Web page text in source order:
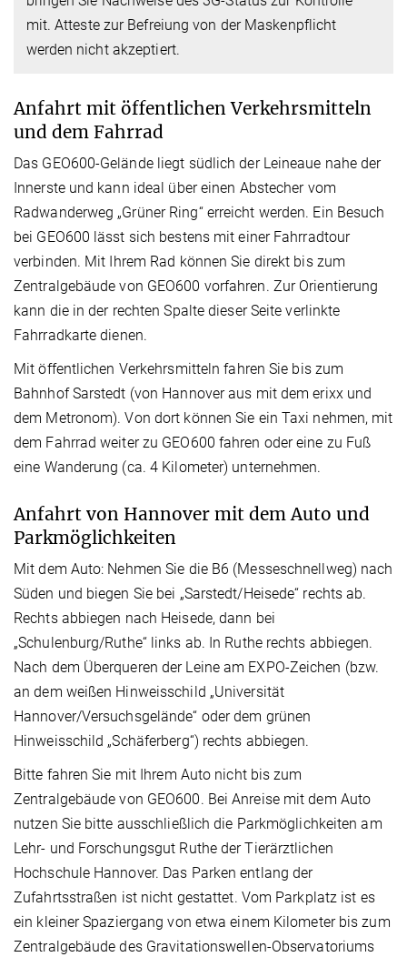
mit. Atteste zur Befreiung von der Maskenpflicht
werden nicht akzeptiert.
Anfahrt mit öffentlichen Verkehrsmitteln
und dem Fahrrad
Das GEO600-Gelände liegt südlich der Leineaue nahe der
Innerste und kann ideal über einen Abstecher vom
Radwanderweg „Grüner Ring“ erreicht werden. Ein Besuch
bei GEO600 lässt sich bestens mit einer Fahrradtour
verbinden. Mit Ihrem Rad können Sie direkt bis zum
Zentralgebäude von GEO600 vorfahren. Zur Orientierung
kann die in der rechten Spalte dieser Seite verlinkte
Fahrradkarte dienen.
Mit öffentlichen Verkehrsmitteln fahren Sie bis zum
Bahnhof Sarstedt (von Hannover aus mit dem erixx und
dem Metronom). Von dort können Sie ein Taxi nehmen, mit
dem Fahrrad weiter zu GEO600 fahren oder eine zu Fuß
eine Wanderung (ca. 4 Kilometer) unternehmen.
Anfahrt von Hannover mit dem Auto und
Parkmöglichkeiten
Mit dem Auto: Nehmen Sie die B6 (Messeschnellweg) nach
Süden und biegen Sie bei „Sarstedt/Heisede“ rechts ab.
Rechts abbiegen nach Heisede, dann bei
„Schulenburg/Ruthe“ links ab. In Ruthe rechts abbiegen.
Nach dem Überqueren der Leine am EXPO-Zeichen (bzw.
an dem weißen Hinweisschild „Universität
Hannover/Versuchsgelände“ oder dem grünen
Hinweisschild „Schäferberg“) rechts abbiegen.
Bitte fahren Sie mit Ihrem Auto nicht bis zum
Zentralgebäude von GEO600. Bei Anreise mit dem Auto
nutzen Sie bitte ausschließlich die Parkmöglichkeiten am
Lehr- und Forschungsgut Ruthe der Tierärztlichen
Hochschule Hannover. Das Parken entlang der
Zufahrtsstraßen ist nicht gestattet. Vom Parkplatz ist es
ein kleiner Spaziergang von etwa einem Kilometer bis zum
Zentralgebäude des Gravitationswellen-Observatoriums